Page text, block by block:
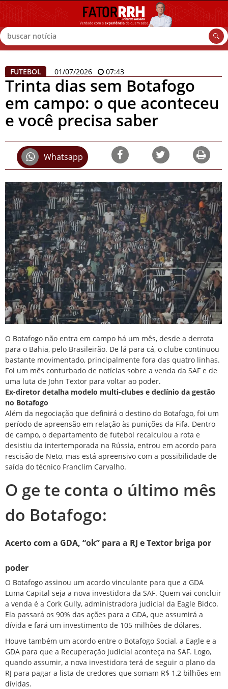
Buscar
FUTEBOL 01/07/2026 07:43
Trinta dias sem Botafogo
em campo: o que aconteceu
e você precisa saber
Whatsapp
O Botafogo não entra em campo há um mês, desde a derrota
para o Bahia, pelo Brasileirão. De lá para cá, o clube continuou
bastante movimentado, principalmente fora das quatro linhas.
Foi um mês conturbado de notícias sobre a venda da SAF e de
uma luta de John Textor para voltar ao poder.
Ex-diretor detalha modelo multi-clubes e declínio da gestão
no Botafogo
Além da negociação que definirá o destino do Botafogo, foi um
período de apreensão em relação às punições da Fifa. Dentro
de campo, o departamento de futebol recalculou a rota e
desistiu da intertemporada na Rússia, entrou em acordo para
rescisão de Neto, mas está apreensivo com a possibilidade de
saída do técnico Franclim Carvalho.
O ge te conta o último mês
do Botafogo:
Acerto com a GDA, “ok” para a RJ e Textor briga por
poder
O Botafogo assinou um acordo vinculante para que a GDA
Luma Capital seja a nova investidora da SAF. Quem vai concluir
a venda é a Cork Gully, administradora judicial da Eagle Bidco.
Ela passará os 90% das ações para a GDA, que assumirá a
dívida e fará um investimento de 105 milhões de dólares.
Houve também um acordo entre o Botafogo Social, a Eagle e a
GDA para que a Recuperação Judicial aconteça na SAF. Logo,
quando assumir, a nova investidora terá de seguir o plano da
RJ para pagar a lista de credores que somam R$ 1,2 bilhões em
dívidas.